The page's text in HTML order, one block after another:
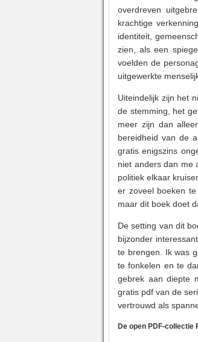
overdreven
krachtige
identiteit,
zien, als een
voelden de
uitgewerkte
Uiteindelijk zijn het
de stemming, het
meer zijn dan
bereidheid van de
gratis enigszins
niet anders dan me
politiek elkaar
er zoveel boeken
maar dit boek doet
De setting van dit
bijzonder
te brengen. Ik was
te fonkelen en te
gebrek aan diepte
gratis pdf van de
vertrouwd als
De open PDF-collectie